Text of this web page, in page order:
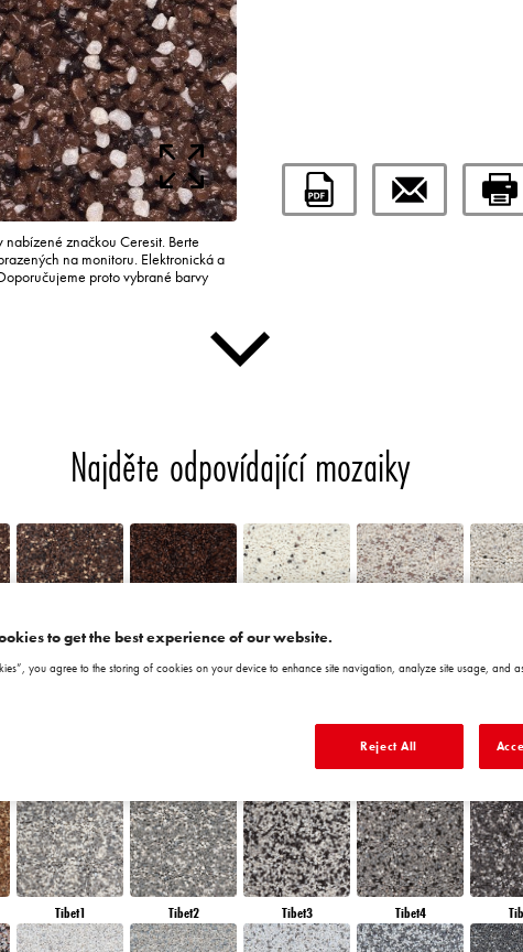
značkou Ceresit. Berte
na monitoru. Elektronická a
proto vybrané barvy
Najděte odpovídající mozaiky
Chile5 Chile6 Granada1
Tibet1 Tibet2 Tibet3 Tibet4
to get the best experience of our website.
you agree to the storing of cookies on your device to enhance site navigation, analyze site usage, and
Reject All